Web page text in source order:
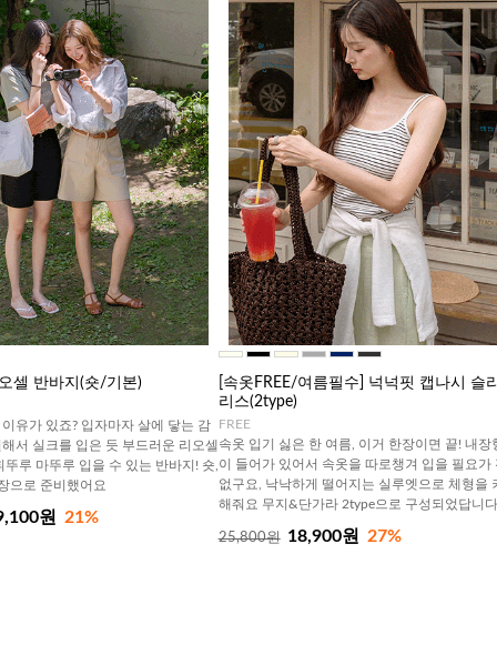
셀 반바지(숏/기본)
유가 있죠? 입자마자 살에 닿는 감
서 실크를 입은 듯 부드러운 리오셀
루 마뚜루 입을 수 있는 반바지! 숏,
으로 준비했어요
원 21%
[속옷FREE/여름필수] 넉넉핏 캡나시 슬
리스(2type)
FREE
속옷 입기 싫은 한 여름, 이거 한장이면 끝! 내장
이 들어가 있어서 속옷을 따로챙겨 입을 필요가
없구요, 낙낙하게 떨어지는 실루엣으로 체형을
해줘요 무지&단가라 2type으로 구성되었답니다
25,800원 18,900원 27%